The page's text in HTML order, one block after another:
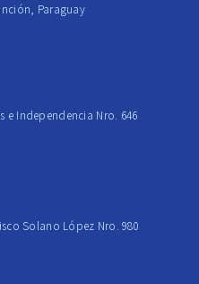
Paraguay
e Independencia Nro. 646
Solano López Nro. 980